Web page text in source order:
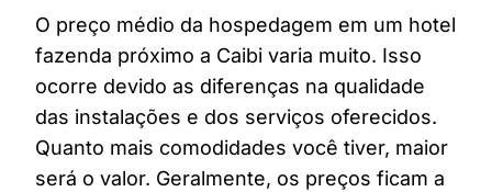
O preço médio da hospedagem em um hotel
fazenda próximo a Caibi varia muito. Isso
ocorre devido as diferenças na qualidade
das instalações e dos serviços oferecidos.
Quanto mais comodidades você tiver, maior
será o valor. Geralmente, os preços ficam a